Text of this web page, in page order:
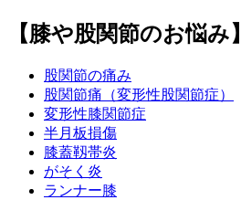
【膝や股関節のお悩み】
股関節の痛み
股関節痛（変形性股関節症）
変形性膝関節症
半月板損傷
膝蓋靱帯炎
がそく炎
ランナー膝